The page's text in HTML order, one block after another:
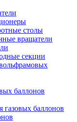
столы
вращатели
секции
баллонов
газовых баллонов